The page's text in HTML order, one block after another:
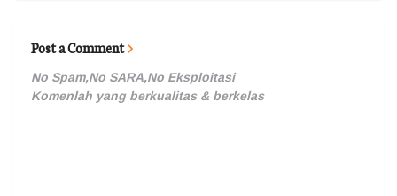
Post a Comment
No Spam,No SARA,No Eksploitasi
Komenlah yang berkualitas & berkelas